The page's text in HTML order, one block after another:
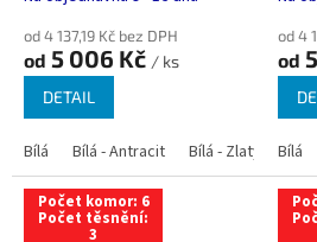
od 4 137,19 Kč bez DPH
od 5 006 Kč / ks
DETAIL
Bílá Bílá - Antracit Bílá - Zlatý dub
od 4
od
Bílá
Počet komor: 6
Počet těsnění:
3